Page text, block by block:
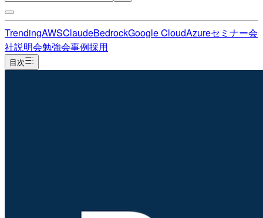
TrendingAWSClaudeBedrockGoogle CloudAzureセミナー会
社説明会勉強会事例採用
目次